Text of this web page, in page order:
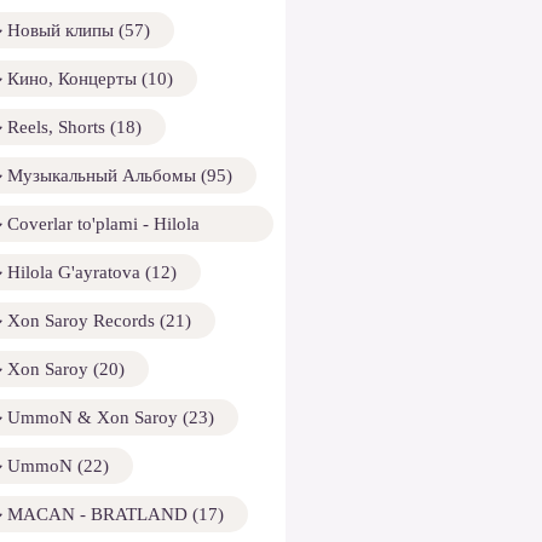
Новый клипы (57)
Кино, Концерты (10)
Reels, Shorts (18)
Музыкальный Альбомы (95)
Coverlar to'plami - Hilola
Hilola G'ayratova (12)
Xon Saroy Records (21)
Xon Saroy (20)
UmmoN & Xon Saroy (23)
UmmoN (22)
MACAN - BRATLAND (17)